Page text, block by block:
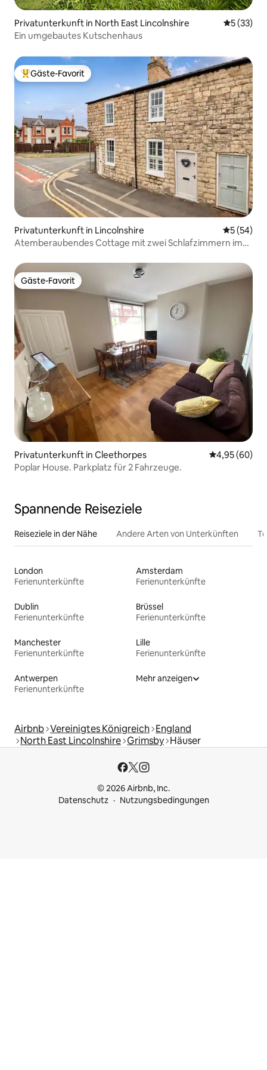
Privatunterkunft in North East Lincolnshire
5 (33)
Ein umgebautes Kutschenhaus
Beliebter Gäste-Favorit.
Gäste-Favorit
Privatunterkunft in Lincolnshire
5 (54)
Atemberaubendes Cottage mit zwei Schlafzimmern im
Gäste-Favorit
Gäste-Favorit
Privatunterkunft in Cleethorpes
4,95 (60)
Poplar House. Parkplatz für 2 Fahrzeuge.
Spannende Reiseziele
Reiseziele in der Nähe Andere Arten von Unterkünften
London
Ferienunterkünfte
Amsterdam
Ferienunterkünfte
Dublin
Ferienunterkünfte
Brüssel
Ferienunterkünfte
Manchester
Ferienunterkünfte
Lille
Ferienunterkünfte
Antwerpen
Ferienunterkünfte
Mehr anzeigen
Airbnb Vereinigtes Königreich England
North East Lincolnshire Grimsby Häuser
© 2026 Airbnb, Inc.
Datenschutz
Nutzungsbedingungen